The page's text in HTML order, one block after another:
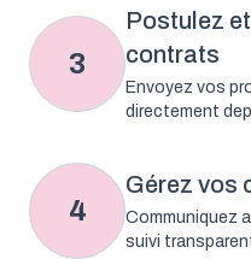
3
Postulez
contrats
Envoyez vos
directement
4
Gérez vos
Communiquez
suivi